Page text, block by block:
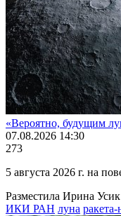
«Вероятно, будущим
07.08.2026 14:30
273
5 августа 2026 г. на
Разместила Ирина Усик
ИКИ РАН луна ракета-